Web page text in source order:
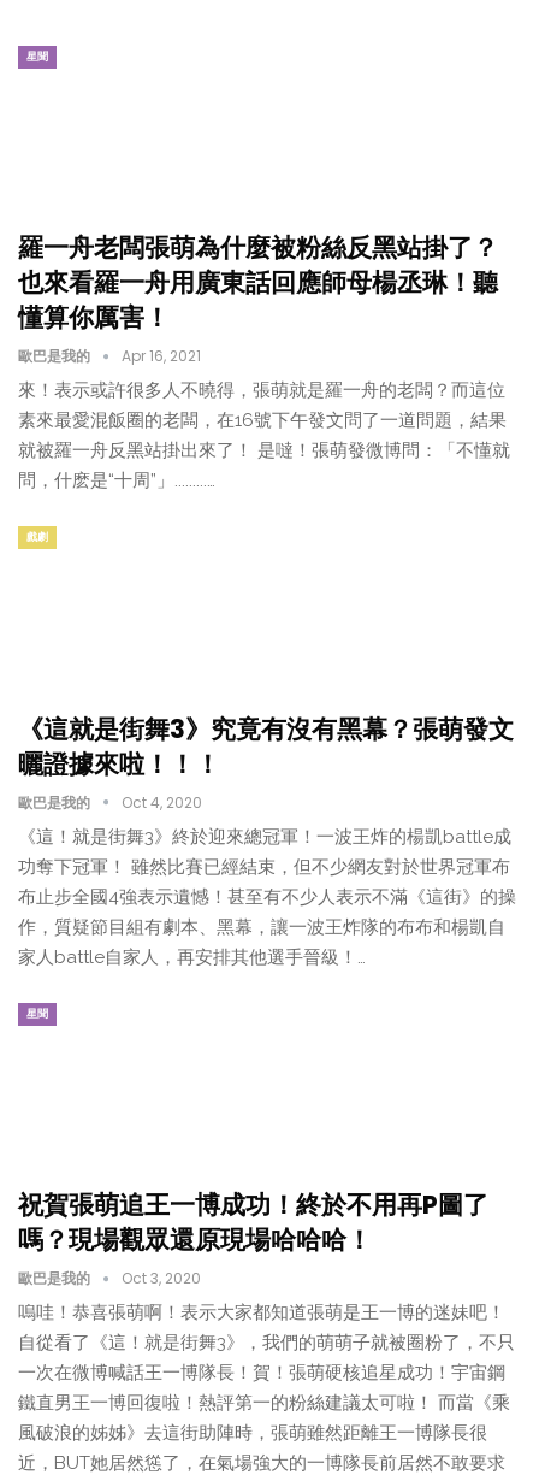
星聞
羅一舟老闆張萌為什麼被粉絲反黑站掛了？
也來看羅一舟用廣東話回應師母楊丞琳！聽
懂算你厲害！
歐巴是我的 Apr 16, 2021
來！表示或許很多人不曉得，張萌就是羅一舟的老闆？而這位
素來最愛混飯圈的老闆，在16號下午發文問了一道問題，結果
就被羅一舟反黑站掛出來了！ 是噠！張萌發微博問：「不懂就
問，什麽是“十周”」.........…
戲劇
《這就是街舞3》究竟有沒有黑幕？張萌發文
曬證據來啦！！！
歐巴是我的 Oct 4, 2020
《這！就是街舞3》終於迎來總冠軍！一波王炸的楊凱battle成
功奪下冠軍！ 雖然比賽已經結束，但不少網友對於世界冠軍布
布止步全國4強表示遺憾！甚至有不少人表示不滿《這街》的操
作，質疑節目組有劇本、黑幕，讓一波王炸隊的布布和楊凱自
家人battle自家人，再安排其他選手晉級！…
星聞
祝賀張萌追王一博成功！終於不用再P圖了
嗎？現場觀眾還原現場哈哈哈！
歐巴是我的 Oct 3, 2020
嗚哇！恭喜張萌啊！表示大家都知道張萌是王一博的迷妹吧！
自從看了《這！就是街舞3》，我們的萌萌子就被圈粉了，不只
一次在微博喊話王一博隊長！賀！張萌硬核追星成功！宇宙鋼
鐵直男王一博回復啦！熱評第一的粉絲建議太可啦！ 而當《乘
風破浪的姊姊》去這街助陣時，張萌雖然距離王一博隊長很
近，BUT她居然慫了，在氣場強大的一博隊長前居然不敢要求